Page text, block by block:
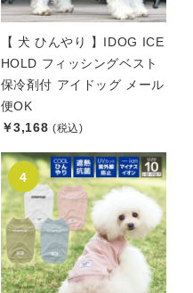
【 犬 ひんやり 】IDOG ICE
HOLD フィッシングベスト
保冷剤付 アイドッグ メール
便OK
￥3,168 (税込)